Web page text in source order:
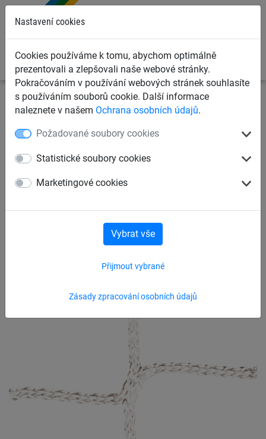
Nastavení cookies
Cookies používáme k tomu, abychom optimálně
prezentovali a zlepšovali naše webové stránky.
Pokračováním v používání webových stránek souhlasíte
s používáním souborů cookie. Další informace
naleznete v našem Ochrana osobních údajů.
Požadované soubory cookies
Statistické soubory cookies
Marketingové cookies
Zásady zpracování osobních údajů
Přijmout vybrané
Vybrat vše
Sportovní sítě Ochranné sítě na míče
Ochranné sítě v
Ochranná síť bezuzlová PP 3,0
mm, oko 120 mm